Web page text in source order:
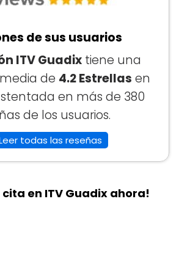
de sus usuarios
ITV Guadix tiene una
de 4.2 Estrellas en
en más de 380
de los usuarios.
todas las reseñas
cita en ITV Guadix ahora!